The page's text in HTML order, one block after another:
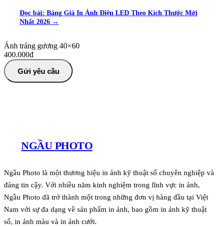
Đọc bài: Bảng Giá In Ảnh Điện LED Theo Kích Thước Mới
Nhất 2026 →
Ảnh tráng gương 40×60
400.000đ
Gửi yêu cầu
NGẦU PHOTO
Ngầu Photo là một thương hiệu in ảnh kỹ thuật số chuyên nghiệp và
đáng tin cậy. Với nhiều năm kinh nghiệm trong lĩnh vực in ảnh,
Ngầu Photo đã trở thành một trong những đơn vị hàng đầu tại Việt
Nam với sự đa dạng về sản phẩm in ảnh, bao gồm in ảnh kỹ thuật
số, in ảnh màu và in ảnh cưới.